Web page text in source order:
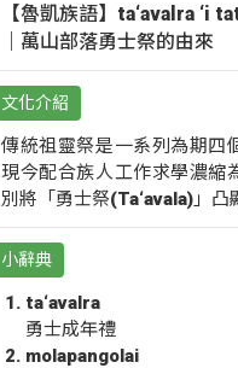
【魯凱族語】ta‘avalra ‘i
｜萬山部落勇士祭的由來
文化介紹
傳統祖靈祭是一系列為期四
現今配合族人工作求學濃縮
別將「勇士祭(Ta‘avala)」凸
小辭典
ta‘avalra
勇士成年禮
molapangolai